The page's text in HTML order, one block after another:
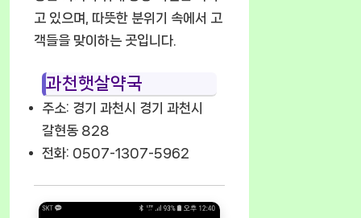
고 있으며, 따뜻한 분위기 속에서 고
객들을 맞이하는 곳입니다.
과천햇살약국
주소: 경기 과천시 경기 과천시
갈현동 828
전화: 0507-1307-5962